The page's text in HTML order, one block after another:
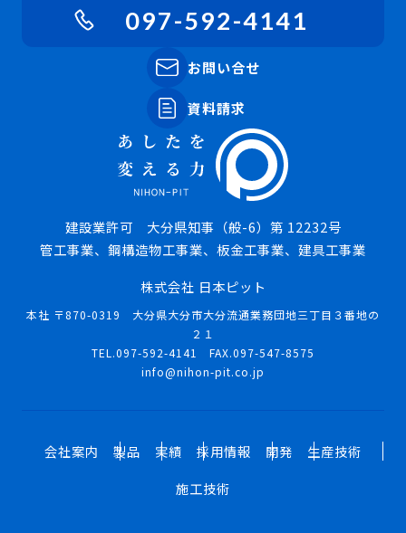
097-592-4141
お問い合せ
資料請求
建設業許可 大分県知事（般-6）第 12232号
管工事業、鋼構造物工事業、板金工事業、建具工事業
株式会社 日本ピット
本社 〒870-0319 大分県大分市大分流通業務団地三丁目３番地の
２１
TEL.097-592-4141 FAX.097-547-8575
info@nihon-pit.co.jp
会社案内 製品 実績 採用情報 開発
生産技術
施工技術